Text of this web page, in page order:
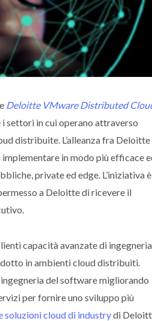
Deloitte VMware Distributed
settori in cui operano attraverso
distribuite. L’alleanza fra Deloitte
in modo più efficace
private ed edge. L’iniziativa
a Deloitte di ricevere il
capacità avanzate di
in ambienti cloud distribuiti.
del software migliorando
per fornire uno sviluppo più
soluzioni cloud di industrydi